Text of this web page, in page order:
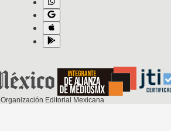
Organización Editorial Mexicana